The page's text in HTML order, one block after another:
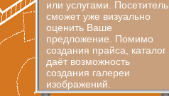
или услугами. Посетитель
сможет уже визуально
оценить Ваше
предложение. Помимо
создания прайса, каталог
даёт возможность
создания галереи
изображений.